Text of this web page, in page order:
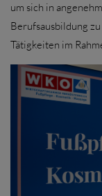
um sich in
Berufsausbildung
Tätigkeiten im